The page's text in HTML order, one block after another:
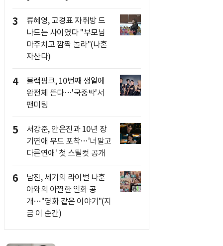
3
류혜영, 고경표 자취방 드
나드는 사이였다 "부모님
마주치고 깜짝 놀라"(나혼
자산다)
4
블랙핑크, 10번째 생일에
완전체 뜬다…'국중박'서
팬미팅
5
서강준, 안은진과 10년 장
기연애 무드 포착…'너말고
다른연애' 첫 스틸컷 공개
6
남진, 세기의 라이벌 나훈
아와의 아찔한 일화 공
개…"영화 같은 이야기"(지
금 이 순간)